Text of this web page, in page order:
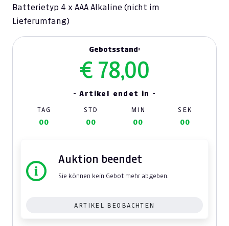
Batterietyp 4 x AAA Alkaline (nicht im
Lieferumfang)
Gebotsstand:
€ 78,00
- Artikel endet in -
TAG STD MIN SEK
00 00 00 00
Auktion beendet
Sie können kein Gebot mehr abgeben.
ARTIKEL BEOBACHTEN